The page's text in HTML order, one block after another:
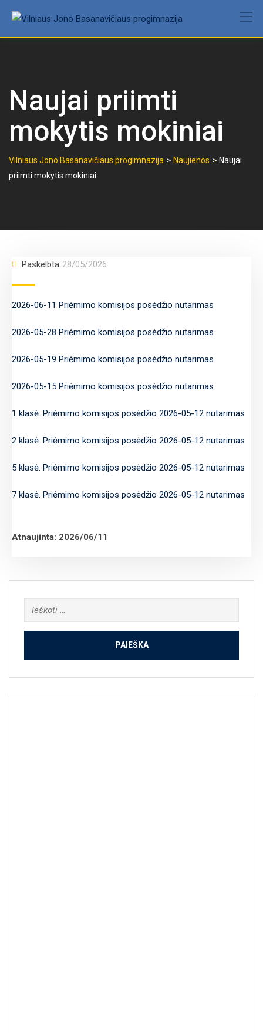
content
Naujai priimti
mokytis mokiniai
Vilniaus Jono Basanavičiaus progimnazija > Naujienos > Naujai
priimti mokytis mokiniai
Paskelbta 28/05/2026
2026-06-11 Priėmimo komisijos posėdžio nutarimas
2026-05-28 Priėmimo komisijos posėdžio nutarimas
2026-05-19 Priėmimo komisijos posėdžio nutarimas
2026-05-15 Priėmimo komisijos posėdžio nutarimas
1 klasė. Priėmimo komisijos posėdžio 2026-05-12 nutarimas
2 klasė. Priėmimo komisijos posėdžio 2026-05-12 nutarimas
5 klasė. Priėmimo komisijos posėdžio 2026-05-12 nutarimas
7 klasė. Priėmimo komisijos posėdžio 2026-05-12 nutarimas
Atnaujinta: 2026/06/11
Ieškoti: